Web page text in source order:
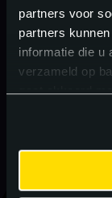
partners voor
partners
informatie die u
verzameld op
gaat akkoord